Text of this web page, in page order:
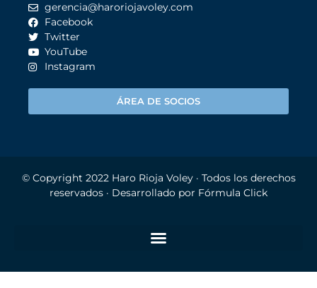
gerencia@haroriojavoley.com
Facebook
Twitter
YouTube
Instagram
ÁREA DE SOCIOS
© Copyright 2022 Haro Rioja Voley· Todos los derechos
reservados · Desarrollado por Fórmula Click